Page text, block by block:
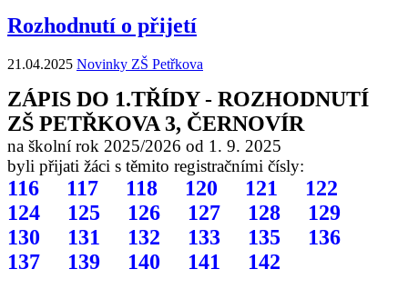
Rozhodnutí o přijetí
21.04.2025 Novinky ZŠ Petřkova
ZÁPIS DO 1.TŘÍDY - ROZHODNUTÍ
ZŠ PETŘKOVA 3, ČERNOVÍR
na školní rok 2025/2026 od 1. 9. 2025
byli přijati žáci s těmito registračními čísly:
116 117 118 120 121 122
124 125 126 127 128 129
130 131 132 133 135 136
137 139 140 141 142